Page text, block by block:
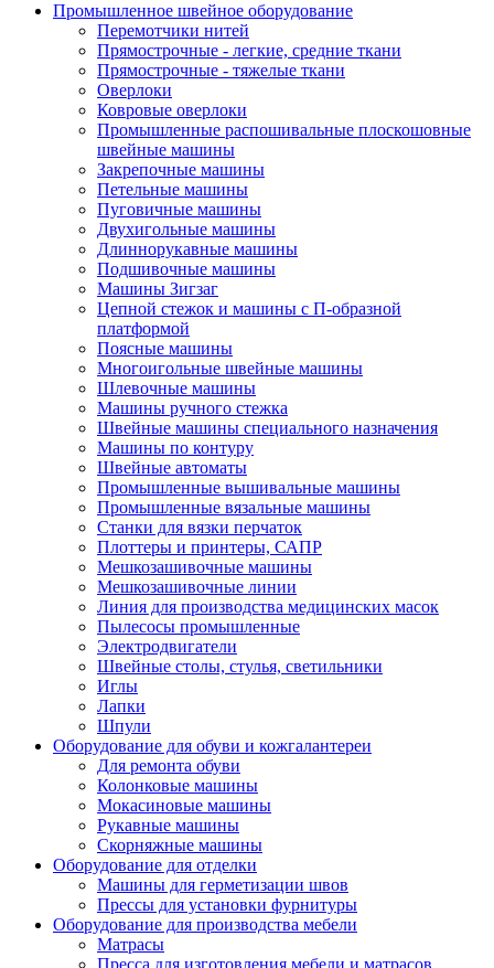
Промышленное швейное оборудование
Перемотчики нитей
Прямострочные - легкие, средние ткани
Прямострочные - тяжелые ткани
Оверлоки
Ковровые оверлоки
Промышленные распошивальные плоскошовные
швейные машины
Закрепочные машины
Петельные машины
Пуговичные машины
Двухигольные машины
Длиннорукавные машины
Подшивочные машины
Машины Зигзаг
Цепной стежок и машины с П-образной
платформой
Поясные машины
Многоигольные швейные машины
Шлевочные машины
Машины ручного стежка
Швейные машины специального назначения
Машины по контуру
Швейные автоматы
Промышленные вышивальные машины
Промышленные вязальные машины
Станки для вязки перчаток
Плоттеры и принтеры, САПР
Мешкозашивочные машины
Мешкозашивочные линии
Линия для производства медицинских масок
Пылесосы промышленные
Электродвигатели
Швейные столы, стулья, светильники
Иглы
Лапки
Шпули
Оборудование для обуви и кожгалантереи
Для ремонта обуви
Колонковые машины
Мокасиновые машины
Рукавные машины
Скорняжные машины
Оборудование для отделки
Машины для герметизации швов
Прессы для установки фурнитуры
Оборудование для производства мебели
Матрасы